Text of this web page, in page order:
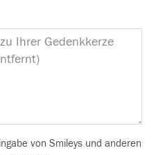
von Smileys und anderen